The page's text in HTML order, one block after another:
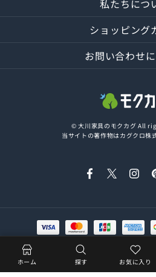
ホーム 探す お気に入り
私たちにつ
ショッピング
お問い合わせ
© 大川家具のモクカグ All
当サイトの著作物はカグクロ株